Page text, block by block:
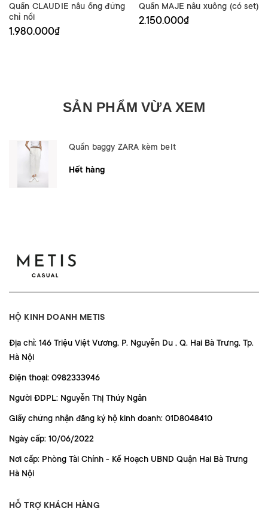
Quần CLAUDIE nâu ống đứng
chỉ nổi
1.980.000₫
Quần MAJE nâu xuông (có set)
2.150.000₫
SẢN PHẨM VỪA XEM
Quần baggy ZARA kèm belt
Hết hàng
HỘ KINH DOANH METIS
Địa chỉ: 146 Triệu Việt Vương, P. Nguyễn Du , Q. Hai Bà Trưng, Tp.
Hà Nội
Điện thoại: 0982333946
Người ĐDPL: Nguyễn Thị Thúy Ngân
Giấy chứng nhận đăng ký hộ kinh doanh: 01D8048410
Ngày cấp: 10/06/2022
Nơi cấp: Phòng Tài Chính - Kế Hoạch UBND Quận Hai Bà Trưng
Hà Nội
HỖ TRỢ KHÁCH HÀNG